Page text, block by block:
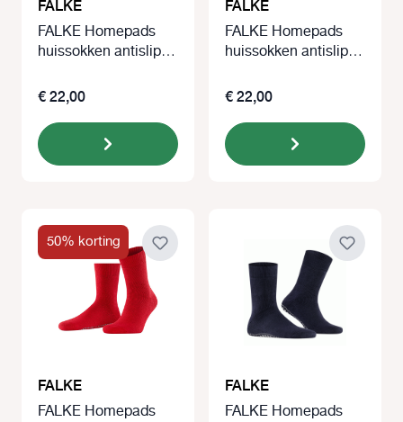
FALKE
FALKE Homepads
huissokken antislip
€ 22,00
FALKE
FALKE Homepads
huissokken antislip
€ 22,00
50% korting
FALKE
FALKE Homepads
FALKE
FALKE Homepads